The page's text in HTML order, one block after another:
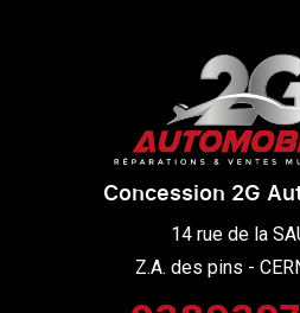
Concession 2G
14 rue de la
Z.A. des pins -